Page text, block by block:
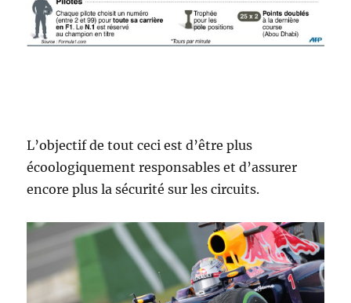
L’objectif de tout ceci est d’être plus
écoologiquement responsables et d’assurer
encore plus la sécurité sur les circuits.